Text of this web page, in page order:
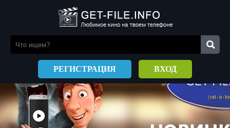
РЕГИСТРАЦИЯ ВХОД